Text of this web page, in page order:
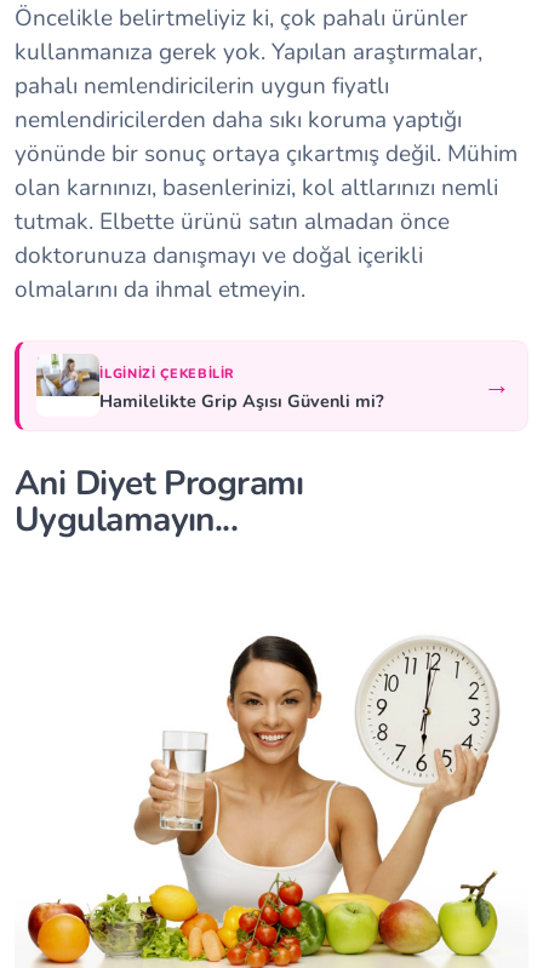
Öncelikle belirtmeliyiz ki, çok pahalı ürünler
kullanmanıza gerek yok. Yapılan araştırmalar,
pahalı nemlendiricilerin uygun fiyatlı
nemlendiricilerden daha sıkı koruma yaptığı
yönünde bir sonuç ortaya çıkartmış değil. Mühim
olan karnınızı, basenlerinizi, kol altlarınızı nemli
tutmak. Elbette ürünü satın almadan önce
doktorunuza danışmayı ve doğal içerikli
olmalarını da ihmal etmeyin.
İLGINIZI ÇEKEBILIR
Hamilelikte Grip Aşısı Güvenli mi? →
Ani Diyet Programı
Uygulamayın...